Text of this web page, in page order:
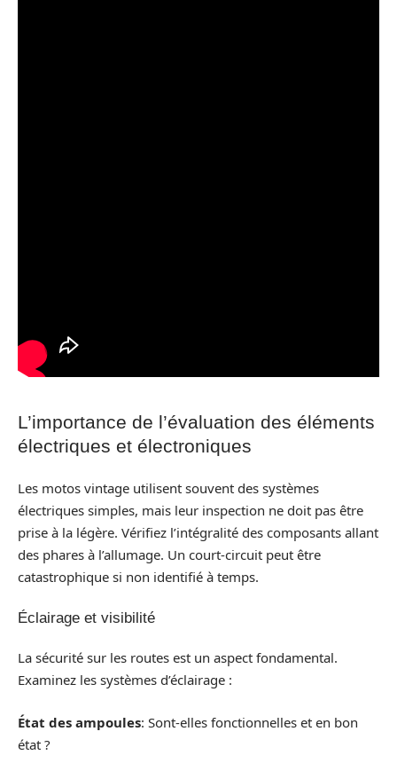
L’importance de l’évaluation des éléments
électriques et électroniques
Les motos vintage utilisent souvent des systèmes
électriques simples, mais leur inspection ne doit pas être
prise à la légère. Vérifiez l’intégralité des composants allant
des phares à l’allumage. Un court-circuit peut être
catastrophique si non identifié à temps.
Éclairage et visibilité
La sécurité sur les routes est un aspect fondamental.
Examinez les systèmes d’éclairage :
État des ampoules: Sont-elles fonctionnelles et en bon
état ?